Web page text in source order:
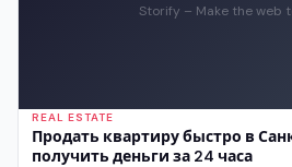
Storify – Make the web
REAL ESTATE
Продать квартиру быстро в
получить деньги за 24 часа